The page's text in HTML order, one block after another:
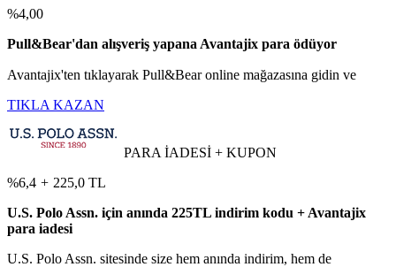
%4,00
Pull&Bear'dan alışveriş yapana Avantajix para ödüyor
Avantajix'ten tıklayarak Pull&Bear online mağazasına gidin ve
TIKLA KAZAN
PARA İADESİ + KUPON
%6,4 + 225,0 TL
U.S. Polo Assn. için anında 225TL indirim kodu + Avantajix
para iadesi
U.S. Polo Assn. sitesinde size hem anında indirim, hem de